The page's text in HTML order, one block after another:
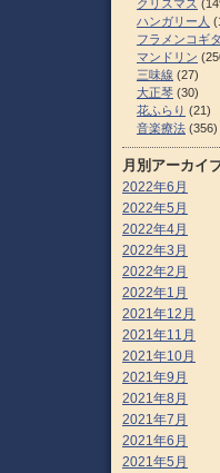
クリスマス
ハンガリー人
フラメンコギ
マンドリン
三味線 (27)
大正琴 (30)
花ふらり (21)
音楽療法 (356)
月別アーカイ
2022年6月
2022年5月
2022年4月
2022年3月
2022年2月
2022年1月
2021年12月
2021年11月
2021年10月
2021年9月
2021年8月
2021年7月
2021年6月
2021年5月